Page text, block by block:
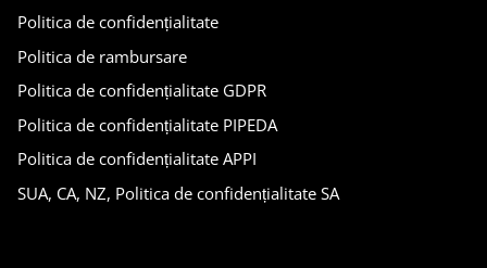
Politica de confidențialitate
Politica de rambursare
Politica de confidențialitate GDPR
Politica de confidențialitate PIPEDA
Politica de confidențialitate APPI
SUA, CA, NZ, Politica de confidențialitate SA